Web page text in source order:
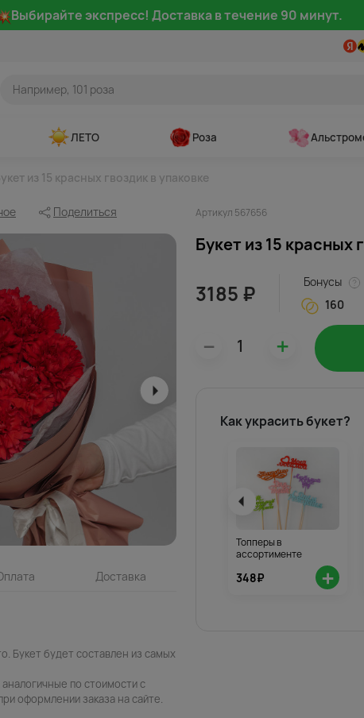
Выбирайте экспресс! Доставка в течение 90 минут.
ЛЕТО Роза
из 15 красных гвоздик в упаковке
Поделиться Артикул 567656
Доставка
Букет будет составлен из самых
по стоимости с
оформлении заказа на сайте.
Букет из 15 красных
3185 ₽
Бонусы
160
– +
Как украсить букет?
Топперы в
ассортименте
348₽ +